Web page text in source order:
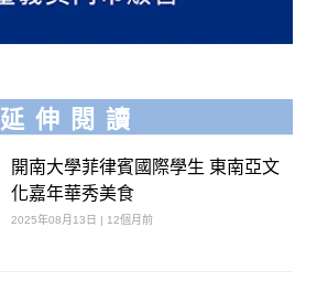
延伸閱讀
開南大學菲律賓國際學生 東南亞文
化嘉年華秀美食
2025年08月13日 | 12個月前